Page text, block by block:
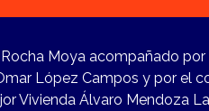
Moya acompañado
López Campos y por el
Vivienda Álvaro Mendoza